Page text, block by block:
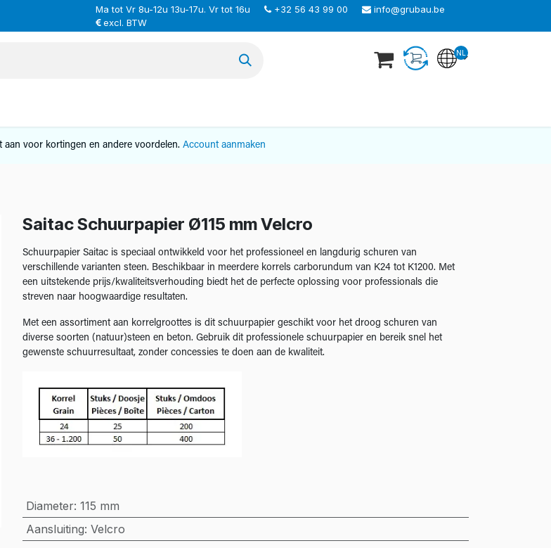
Ma tot Vr 8u-12u 13u-17u. Vr tot 16u +32 56 43 99 00
info@grubau.be
excl. BTW
NL
aan voor kortingen en andere voordelen. Account aanmaken
Saitac Schuurpapier Ø115 mm Velcro
Schuurpapier Saitac is speciaal ontwikkeld voor het professioneel en langdurig schuren van
verschillende varianten steen. Beschikbaar in meerdere korrels carborundum van K24 tot K1200. Met
een uitstekende prijs/kwaliteitsverhouding biedt het de perfecte oplossing voor professionals die
streven naar hoogwaardige resultaten.
Met een assortiment aan korrelgroottes is dit schuurpapier geschikt voor het droog schuren van
diverse soorten (natuur)steen en beton. Gebruik dit professionele schuurpapier en bereik snel het
gewenste schuurresultaat, zonder concessies te doen aan de kwaliteit.
Diameter: 115 mm
Aansluiting: Velcro